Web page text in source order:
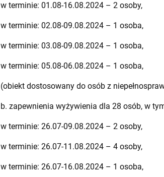
w terminie: 01.08-16.08.2024 – 2 osoby,
w terminie: 02.08-09.08.2024 – 1 osoba,
w terminie: 03.08-09.08.2024 – 1 osoba,
w terminie: 05.08-06.08.2024 – 1 osoba,
(obiekt dostosowany do osób z
b. zapewnienia wyżywienia dla 28 osób, w
w terminie: 26.07-09.08.2024 – 2 osoby,
w terminie: 26.07-11.08.2024 – 4 osoby,
w terminie: 26.07-16.08.2024 – 1 osoba,